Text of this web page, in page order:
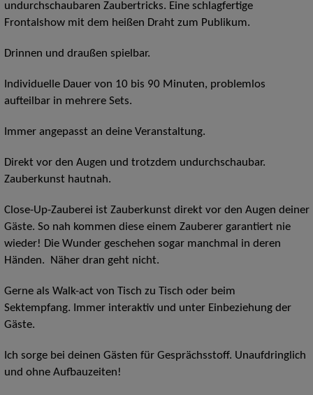
undurchschaubaren Zaubertricks. Eine schlagfertige
Frontalshow mit dem heißen Draht zum Publikum.
​Drinnen und draußen spielbar.
Individuelle Dauer von 10 bis 90 Minuten, problemlos
aufteilbar in mehrere Sets.
Immer angepasst an deine Veranstaltung.
Direkt vor den Augen und trotzdem undurchschaubar.
Zauberkunst hautnah.
Close-Up-Zauberei ist Zauberkunst direkt vor den Augen deiner
Gäste. So nah kommen diese einem Zauberer garantiert nie
wieder! Die Wunder geschehen sogar manchmal in deren
Händen. Näher dran geht nicht.
Gerne als Walk-act von Tisch zu Tisch oder beim
Sektempfang. Immer interaktiv und unter Einbeziehung der
Gäste.
Ich sorge bei deinen Gästen für Gesprächsstoff. Unaufdringlich
und ohne Aufbauzeiten!